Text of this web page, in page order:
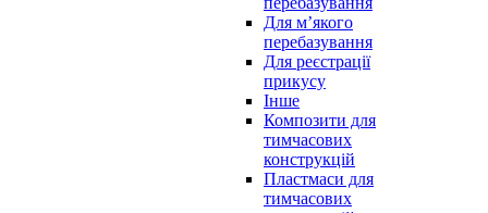
Для м’якого
перебазування
Для реєстрації
прикусу
Інше
Композити для
тимчасових
конструкцій
Пластмаси для
тимчасових